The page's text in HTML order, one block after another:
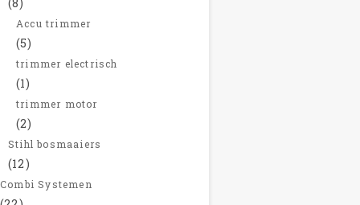
Accu trimmer
(5)
trimmer electrisch
(1)
trimmer motor
(2)
Stihl bosmaaiers
(12)
Combi Systemen